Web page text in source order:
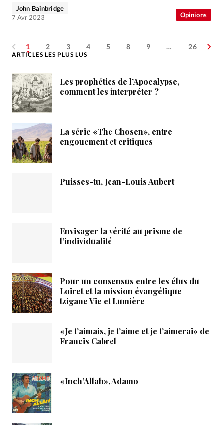
Opinions
John Bainbridge
7 Avr 2023
1 2 3 4 5 8 9 … 26
ARTICLES LES PLUS LUS
Les prophéties de l’Apocalypse,
comment les interpréter ?
La série «The Chosen», entre
engouement et critiques
Puisses-tu, Jean-Louis Aubert
Envisager la vérité au prisme de
l’individualité
Pour un consensus entre les élus du
Loiret et la mission évangélique
tzigane Vie et Lumière
«Je t’aimais, je t’aime et je t’aimerai» de
Francis Cabrel
«Inch’Allah», Adamo